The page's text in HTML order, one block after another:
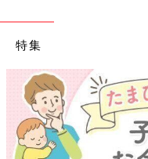
特集